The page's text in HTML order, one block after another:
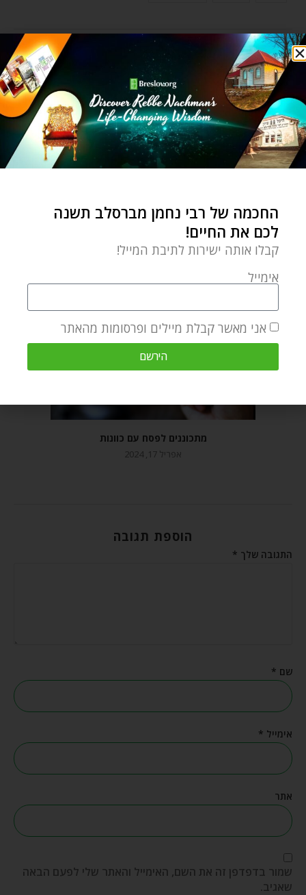
0 תגובות
DAVY DOMBROWSKY
מאמר הבא
אני רוקד בגלל השמחה שתהיה לי – תלווה שמחה
מאמר קודם
מתכוננים לפסח עם כוונות
אפריל 17, 2024
הוספת תגובה
התגובה שלך *
שם *
אימייל *
אתר
שמור בדפדפן זה את השם, האימייל והאתר שלי לפעם הבאה
שאגיב.
החכמה של רבי נחמן מברסלב תשנה
לכם את החיים!
קבלו אותה ישירות לתיבת המייל!
אימייל
אני מאשר קבלת מיילים ופרסומות מהאתר
הירשם